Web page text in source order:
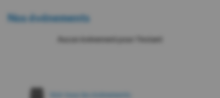
Nos événements
Aucun événement pour l'instant
Voir tous les évènements